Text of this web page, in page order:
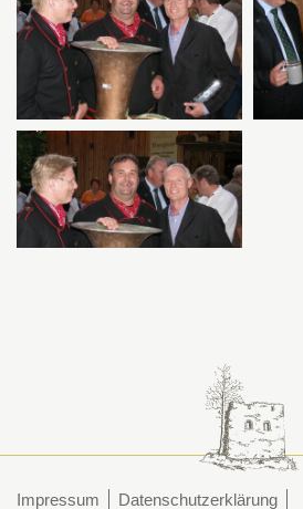
Impressum Datenschutzerklärung